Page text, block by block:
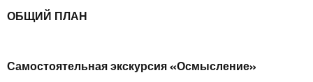
ОБЩИЙ ПЛАН
Самостоятельнаяэкскурсия«Осмысление»